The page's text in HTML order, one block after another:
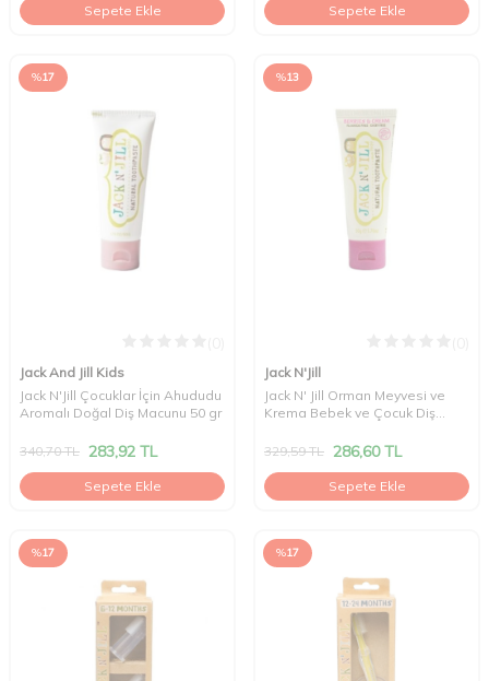
Sepete Ekle Sepete Ekle
%17
Jack And Jill Kids
Jack N'Jill Çocuklar İçin Ahududu
Aromalı Doğal Diş Macunu 50 gr
340,70TL 283,92 TL
Sepete Ekle
%13
Jack N'Jill
Jack N' Jill Orman Meyvesi ve
Krema Bebek ve Çocuk Diş
329,59TL 286,60TL
Sepete Ekle
%17 %17